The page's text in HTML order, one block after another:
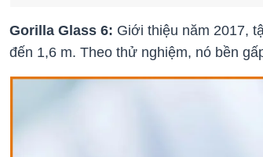
Gorilla Glass 6: Giới thiệu năm 2017,
đến 1,6 m. Theo thử nghiệm, nó bền